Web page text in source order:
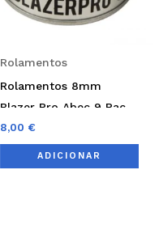
Rolamentos
Rolamentos 8mm
Blazer Pro Abec 9 Pack
4 unidades
8,00 €
ADICIONAR